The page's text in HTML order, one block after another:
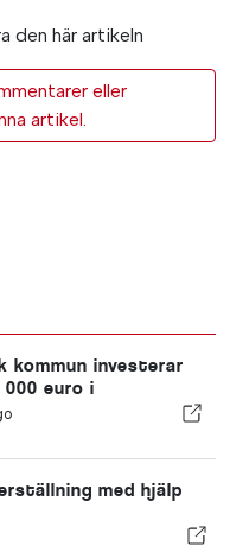
den här artikeln
eller
artikel.
kommun investerar
000 euro i
med hjälp